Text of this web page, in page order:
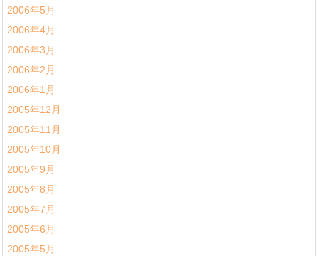
2006年5月
2006年4月
2006年3月
2006年2月
2006年1月
2005年12月
2005年11月
2005年10月
2005年9月
2005年8月
2005年7月
2005年6月
2005年5月